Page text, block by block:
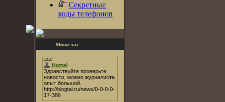
Секретные
коды телефонов
Мини-чат